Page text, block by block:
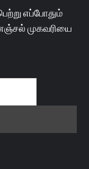
எப்போதும்
முகவரியை